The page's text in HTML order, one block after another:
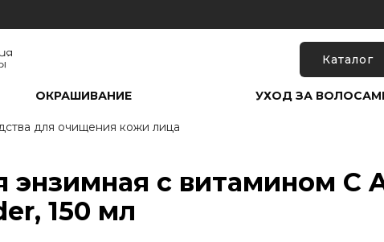
Каталог
ОКРАШИВАНИЕ УХОД ЗА
для очищения кожи лица
с витамином С
150 мл